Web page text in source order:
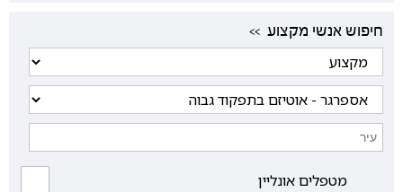
<< חיפוש אנשי מקצוע
מטפלים אונליין